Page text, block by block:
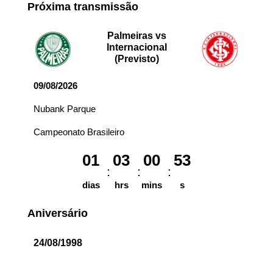
Próxima transmissão
Palmeiras vs
Internacional
(Previsto)
09/08/2026
Nubank Parque
Campeonato Brasileiro
01
dias
03
hrs
00
mins
53
s
Aniversário
24/08/1998